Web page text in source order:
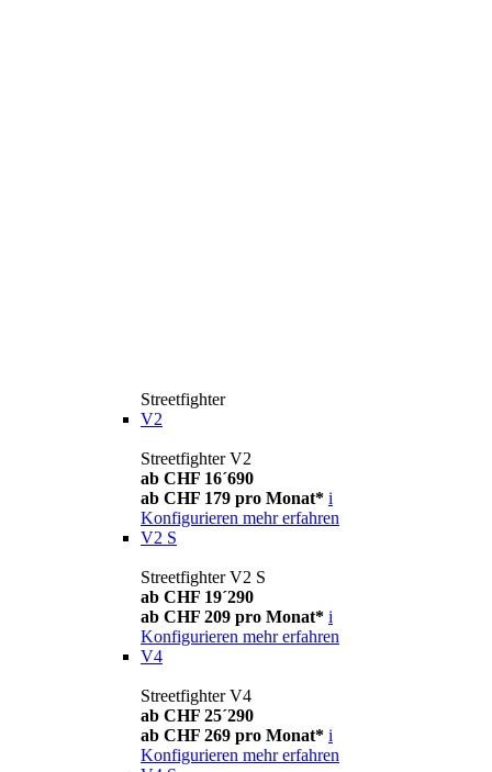
Streetfighter
V2
Streetfighter V2
ab CHF 16´690
ab CHF 179 pro Monat* i
Konfigurieren mehr erfahren
V2 S
Streetfighter V2 S
ab CHF 19´290
ab CHF 209 pro Monat* i
Konfigurieren mehr erfahren
V4
Streetfighter V4
ab CHF 25´290
ab CHF 269 pro Monat* i
Konfigurieren mehr erfahren